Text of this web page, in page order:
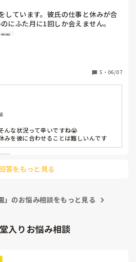
しています。彼氏の仕事と休みが合
にふた月に1回しか会えません。
日休みですが、彼は100%平日休み
勤の代休で平日休みになっても、彼
ほとんどありません。
が合わない方はどうコミュニケーショ
業に勤めているので朝から深夜まで
話もほとんどできません。
れないつらさとで毎日泣いています
園
5 ・ 06/07
んな状況って辛いですね😭
みを彼に合わせることは難しいんです
答をもっと見る
」のお悩み相談をもっと見る
入りお悩み相談